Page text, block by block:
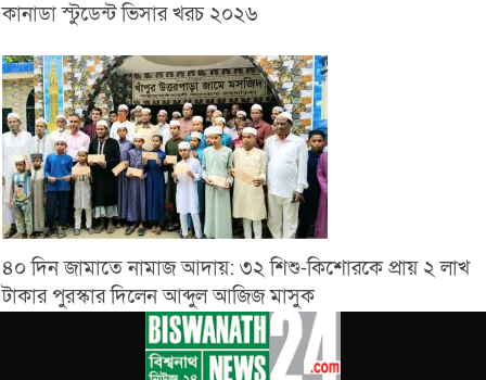
কানাডা স্টুডেন্ট ভিসার খরচ ২০২৬
৪০ দিন জামাতে নামাজ আদায়: ৩২ শিশু-কিশোরকে প্রায় ২ লাখ
টাকার পুরস্কার দিলেন আব্দুল আজিজ মাসুক